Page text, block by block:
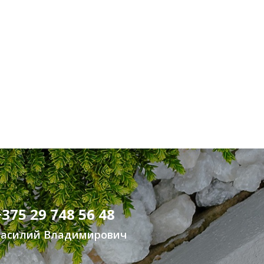
29 748 56 48
Владимирович